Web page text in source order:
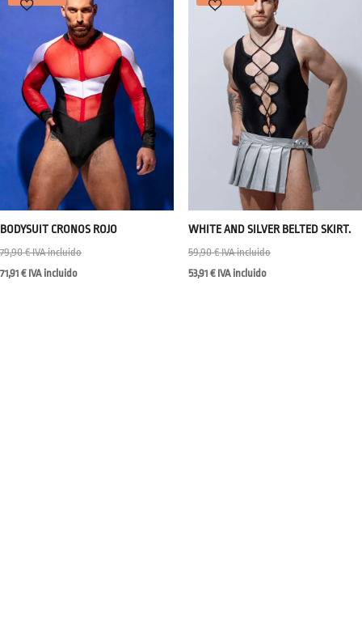
BODYSUIT CRONOS ROJO
79,90€ IVA incluido
71,91 € IVA incluido
WHITE AND SILVER BELTED SKIRT.
59,90€ IVA incluido
53,91 € IVA incluido